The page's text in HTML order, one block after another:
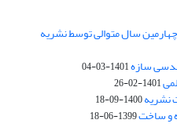
سال متوالی توسط نشریه
سازه1401-03-04
1401-02-26
نشریه1400-09-18
1399-06-18